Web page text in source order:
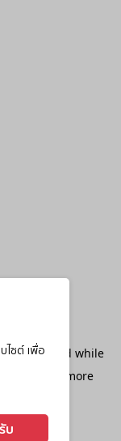
ไซต์ เพื่อ
บ
occurred while
for more